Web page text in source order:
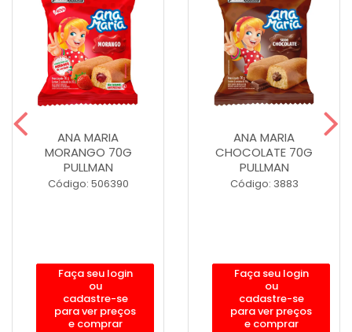
ANA MARIA
MORANGO 70G
PULLMAN
Código: 506390
Faça seu login
ou
cadastre-se
para ver preços
e comprar
ANA MARIA
CHOCOLATE 70G
PULLMAN
Código: 3883
Faça seu login
ou
cadastre-se
para ver preços
e comprar